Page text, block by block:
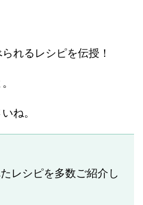
れるレシピを伝授！
ね。
レシピを多数ご紹介し